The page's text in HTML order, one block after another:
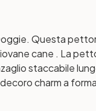
Questa
cane . La
staccabile
charm a